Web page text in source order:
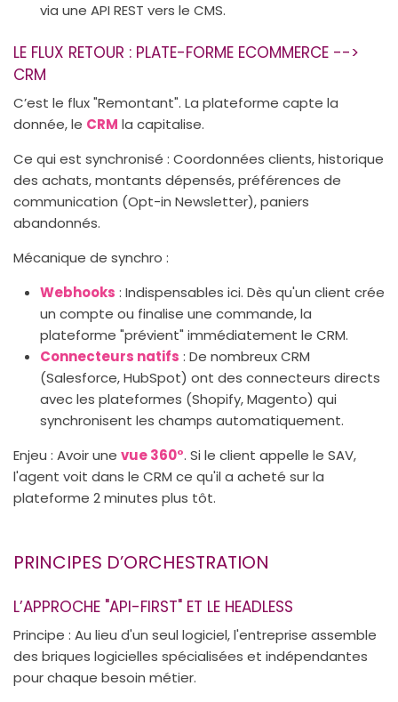
via une API REST vers le CMS.
LE FLUX RETOUR : PLATE-FORME ECOMMERCE -->
CRM
C’est le flux "Remontant". La plateforme capte la
donnée, le CRM la capitalise.
Ce qui est synchronisé : Coordonnées clients, historique
des achats, montants dépensés, préférences de
communication (Opt-in Newsletter), paniers
abandonnés.
Mécanique de synchro :
Webhooks : Indispensables ici. Dès qu'un client crée
un compte ou finalise une commande, la
plateforme "prévient" immédiatement le CRM.
Connecteurs natifs : De nombreux CRM
(Salesforce, HubSpot) ont des connecteurs directs
avec les plateformes (Shopify, Magento) qui
synchronisent les champs automatiquement.
Enjeu : Avoir une vue 360°. Si le client appelle le SAV,
l'agent voit dans le CRM ce qu'il a acheté sur la
plateforme 2 minutes plus tôt.
PRINCIPES D’ORCHESTRATION
L’APPROCHE "API-FIRST" ET LE HEADLESS
Principe : Au lieu d'un seul logiciel, l'entreprise assemble
des briques logicielles spécialisées et indépendantes
pour chaque besoin métier.